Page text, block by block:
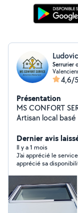
Serrurier
4,6/5
Présentation
MS CONFORT SERVICE Serrurerie &
Artisan local
(claquée, verrouillée) Remplacement de
en sécurité après effraction
vitrage Petits travaux multiservices Intervention rapide
Travail soigné Devis gratuit Déplacement dans un rayon
de 40 km autour de
particuliers et
Dernier avis
Il y a 1 mois
J'ai apprécié le
apprécié sa